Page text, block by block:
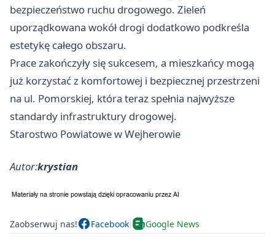
bezpieczeństwo ruchu drogowego. Zieleń
uporządkowana wokół drogi dodatkowo podkreśla
estetykę całego obszaru.
Prace zakończyły się sukcesem, a mieszkańcy mogą
już korzystać z komfortowej i bezpiecznej przestrzeni
na ul. Pomorskiej, która teraz spełnia najwyższe
standardy infrastruktury drogowej.
Starostwo Powiatowe w Wejherowie
Autor:krystian
Zaobserwuj nas! Facebook Google News